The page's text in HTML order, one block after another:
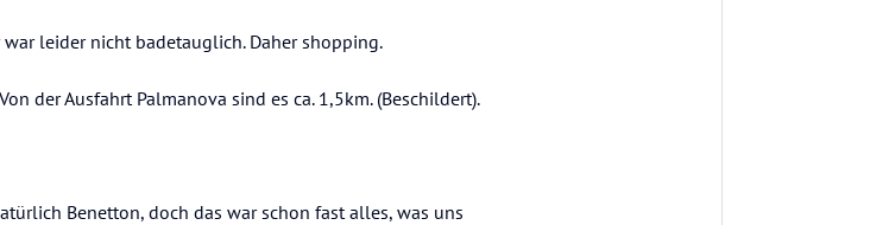
leider nicht badetauglich. Daher shopping.
der Ausfahrt Palmanova sind es ca. 1,5km. (Beschildert).
Benetton, doch das war schon fast alles, was uns